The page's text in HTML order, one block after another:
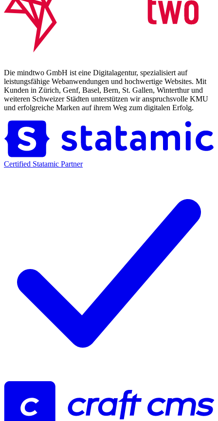
Die mindtwo GmbH ist eine Digitalagentur, spezialisiert auf
leistungsfähige Webanwendungen und hochwertige Websites. Mit
Kunden in Zürich, Genf, Basel, Bern, St. Gallen, Winterthur und
weiteren Schweizer Städten unterstützen wir anspruchsvolle KMU
und erfolgreiche Marken auf ihrem Weg zum digitalen Erfolg.
Certified Statamic Partner